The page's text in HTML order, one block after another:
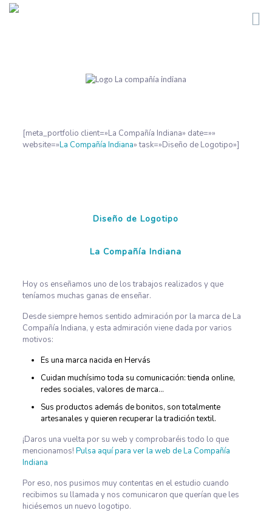
[meta_portfolio client=»La Compañía Indiana» date=»»
website=»La Compañía Indiana» task=»Diseño de Logotipo»]
Diseño de Logotipo
La Compañía Indiana
Hoy os enseñamos uno de los trabajos realizados y que
teníamos muchas ganas de enseñar.
Desde siempre hemos sentido admiración por la marca de La
Compañía Indiana, y esta admiración viene dada por varios
motivos:
Es una marca nacida en Hervás
Cuidan muchísimo toda su comunicación: tienda online,
redes sociales, valores de marca…
Sus productos además de bonitos, son totalmente
artesanales y quieren recuperar la tradición textil.
¡Daros una vuelta por su web y comprobaréis todo lo que
mencionamos! Pulsa aquí para ver la web de La Compañía
Indiana
Por eso, nos pusimos muy contentas en el estudio cuando
recibimos su llamada y nos comunicaron que querían que les
hiciésemos un nuevo logotipo.